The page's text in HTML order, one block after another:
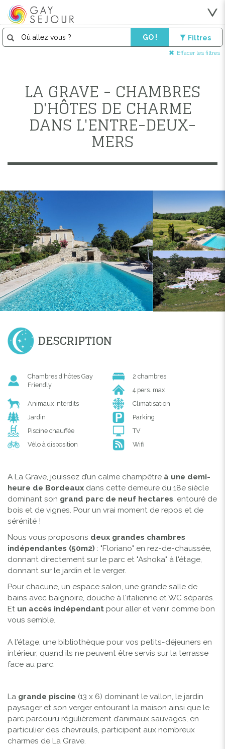
GO ! Filtres
Effacer les filtres
LA GRAVE - CHAMBRES
D'HÔTES DE CHARME
DANS L'ENTRE-DEUX-
MERS
DESCRIPTION
Chambres d'hôtes Gay
Friendly
2 chambres
4 pers. max
Animaux interdits
Climatisation
Jardin
Parking
Piscine chauffée
TV
Vélo à disposition
Wifi
A La Grave, jouissez d’un calme champêtre à une demi-
heure de Bordeaux dans cette demeure du 18e siècle
dominant son grand parc de neuf hectares, entouré de
bois et de vignes. Pour un vrai moment de repos et de
sérénité !
Nous vous proposons deux grandes chambres
indépendantes (50m2) : "Floriano" en rez-de-chaussée,
donnant directement sur le parc et "Ashoka" à l'étage,
donnant sur le jardin et le verger.
Pour chacune, un espace salon, une grande salle de
bains avec baignoire, douche à l'italienne et WC séparés.
Et un accès indépendant pour aller et venir comme bon
vous semble.
A l'étage, une bibliothèque pour vos petits-déjeuners en
intérieur, quand ils ne peuvent être servis sur la terrasse
face au parc.
La grande piscine (13 x 6) dominant le vallon, le jardin
paysager et son verger entourant la maison ainsi que le
parc parcouru régulièrement d’animaux sauvages, en
particulier des chevreuils, participent aux nombreux
charmes de La Grave.